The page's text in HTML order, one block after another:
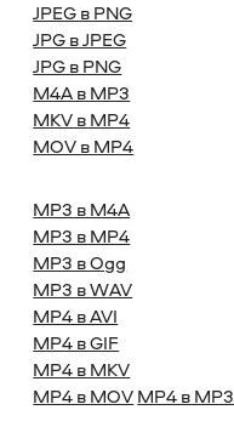
JPEG в PNG
JPG в JPEG
JPG в PNG
M4A в MP3
MKV в MP4
MOV в MP4
MP3 в M4A
MP3 в MP4
MP3 в Ogg
MP3 в WAV
MP4 в AVI
MP4 в GIF
MP4 в MKV
MP4 в MOVMP4 в MP3